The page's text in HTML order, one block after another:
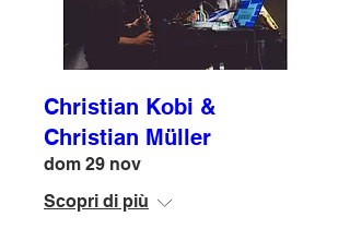
Christian Kobi &
Christian Müller
dom 29 nov
Scopri di più